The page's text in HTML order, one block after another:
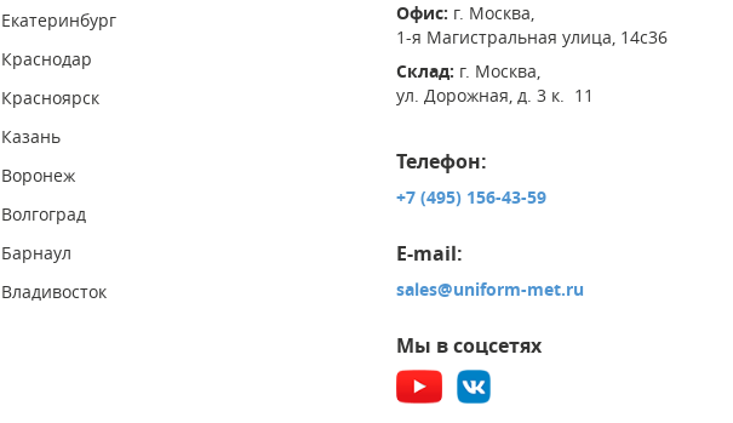
Екатеринбург
Краснодар
Красноярск
Казань
Воронеж
Волгоград
Барнаул
Владивосток
Офис: г. Москва,
1-я Магистральная улица, 14с36
Склад: г. Москва,
ул. Дорожная, д. 3 к. 11
Телефон:
+7 (495) 156-43-59
E-mail:
sales@uniform-met.ru
Мы в соцсетях